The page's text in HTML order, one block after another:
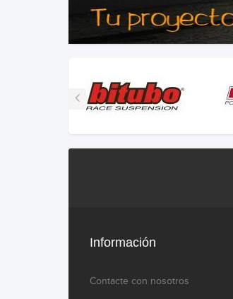
Información
Contacte con nosotros